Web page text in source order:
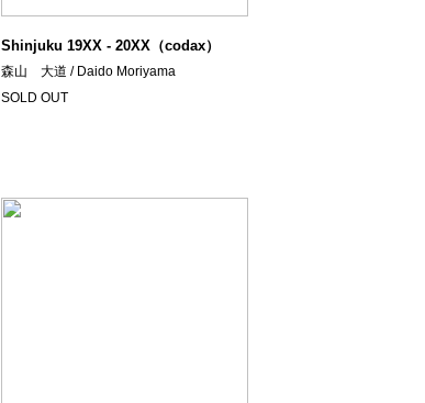
Shinjuku 19XX - 20XX（codax）
森山 大道 / Daido Moriyama
SOLD OUT